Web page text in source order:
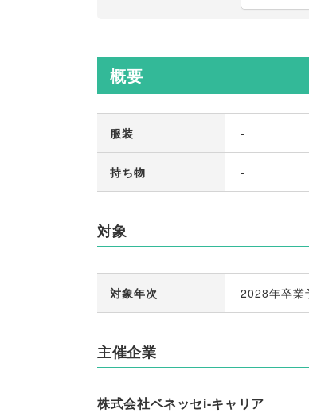
概要
服装 -
持ち物 -
対象
対象年次 2028年卒業
主催企業
株式会社ベネッセi-キャリア